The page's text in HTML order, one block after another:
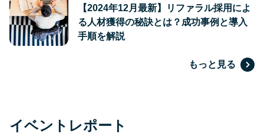
【2024年12月最新】リファラル採用によ
る人材獲得の秘訣とは？成功事例と導入
手順を解説
もっと見る
イベントレポート